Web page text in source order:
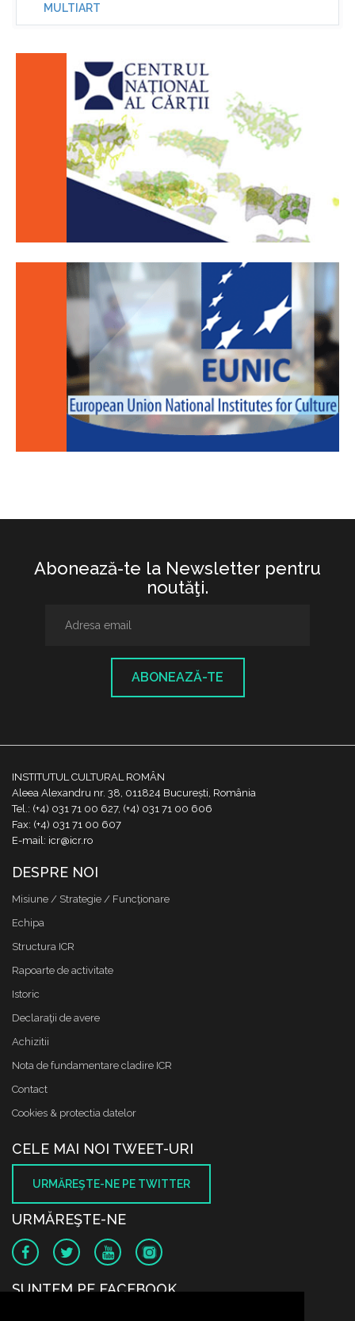
MULTIART
Abonează-te la Newsletter pentru
noutăţi.
ABONEAZĂ-TE
INSTITUTUL CULTURAL ROMÂN
Aleea Alexandru nr. 38, 011824 București, România
Tel.: (+4) 031 71 00 627, (+4) 031 71 00 606
Fax: (+4) 031 71 00 607
E-mail: icr@icr.ro
DESPRE NOI
Misiune / Strategie / Funcţionare
Echipa
Structura ICR
Rapoarte de activitate
Istoric
Declaraţii de avere
Achizitii
Nota de fundamentare cladire ICR
Contact
Cookies & protectia datelor
CELE MAI NOI TWEET-URI
URMĂREŞTE-NE PE TWITTER
URMĂREŞTE-NE
SUNTEM PE FACEBOOK